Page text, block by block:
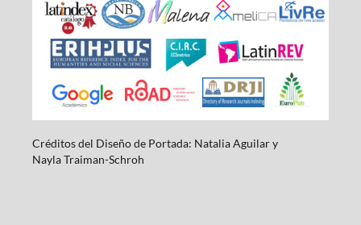
Créditos del Diseño de Portada: Natalia Aguilar y
NaylaTraiman-Schroh